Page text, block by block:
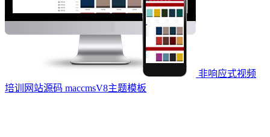
非响应式视频
培训网站源码 maccmsV8主题模板